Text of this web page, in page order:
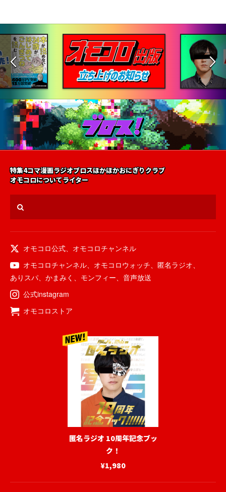
特集4コマ漫画ラジオブロスほかほかおにぎりクラブ
オモコロについてライター
オモコロ公式、 オモコロチャンネル
オモコロチャンネル、 オモコロウォッチ、 匿名ラジオ、
ありスパ、 かまみく 、 モンフィー、 音声放送
公式instagram
オモコロストア
匿名ラジオ 10周年記念ブッ
ク！
¥1,980